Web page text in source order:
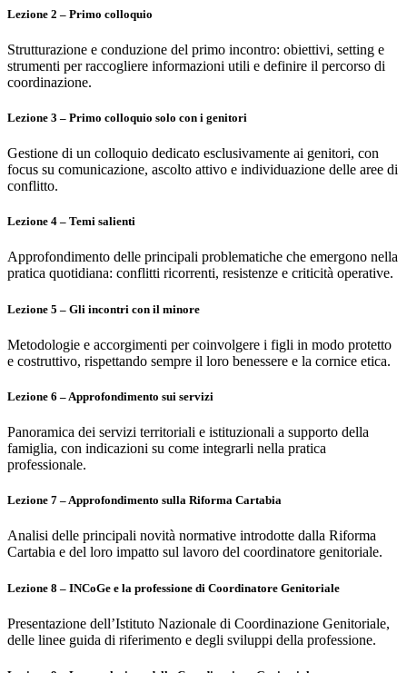
Lezione 2 – Primo colloquio
Strutturazione e conduzione del primo incontro: obiettivi, setting e
strumenti per raccogliere informazioni utili e definire il percorso di
coordinazione.
Lezione 3 – Primo colloquio solo con i genitori
Gestione di un colloquio dedicato esclusivamente ai genitori, con
focus su comunicazione, ascolto attivo e individuazione delle aree di
conflitto.
Lezione 4 – Temi salienti
Approfondimento delle principali problematiche che emergono nella
pratica quotidiana: conflitti ricorrenti, resistenze e criticità operative.
Lezione 5 – Gli incontri con il minore
Metodologie e accorgimenti per coinvolgere i figli in modo protetto
e costruttivo, rispettando sempre il loro benessere e la cornice etica.
Lezione 6 – Approfondimento sui servizi
Panoramica dei servizi territoriali e istituzionali a supporto della
famiglia, con indicazioni su come integrarli nella pratica
professionale.
Lezione 7 – Approfondimento sulla Riforma Cartabia
Analisi delle principali novità normative introdotte dalla Riforma
Cartabia e del loro impatto sul lavoro del coordinatore genitoriale.
Lezione 8 – INCoGe e la professione di Coordinatore Genitoriale
Presentazione dell’Istituto Nazionale di Coordinazione Genitoriale,
delle linee guida di riferimento e degli sviluppi della professione.